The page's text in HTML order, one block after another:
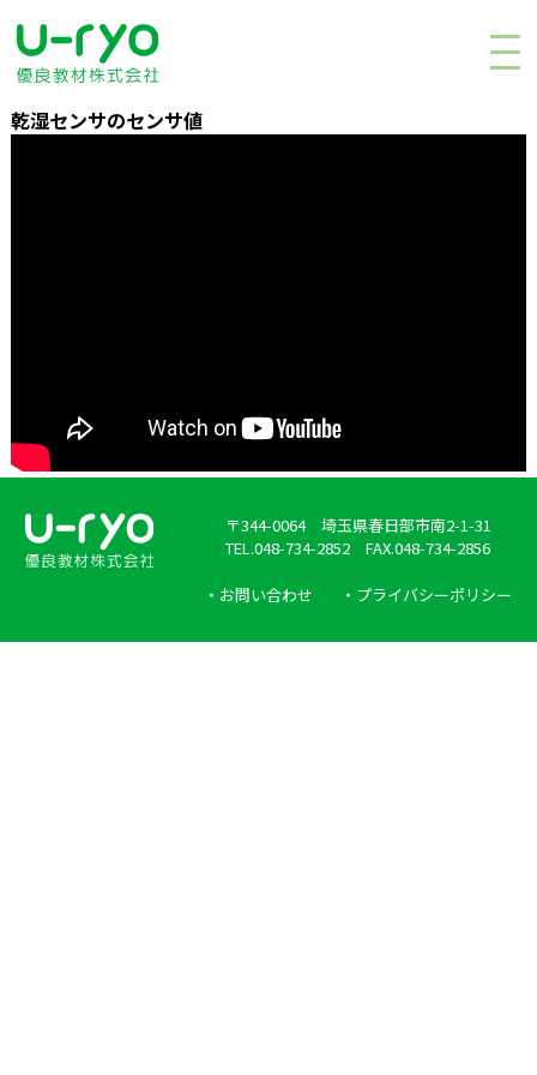
乾湿センサのセンサ値
〒344-0064 埼玉県春日部市南2-1-31
TEL.048-734-2852 FAX.048-734-2856
・お問い合わせ ・プライバシーポリシー